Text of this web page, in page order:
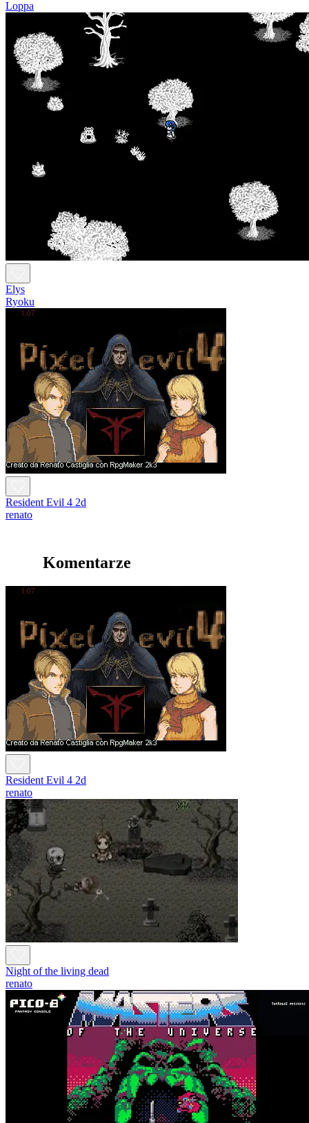
Loppa
Elys
Ryoku
Resident Evil 4 2d
renato
Komentarze
Resident Evil 4 2d
renato
Night of the living dead
renato